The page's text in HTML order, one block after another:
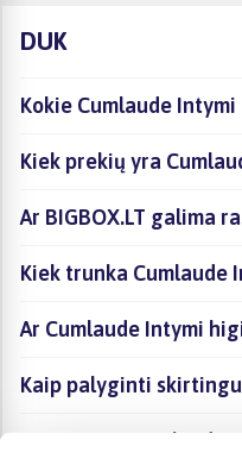
DUK
Kokie Cumlaude
Kiek prekių yra
Ar BIGBOX.LT galima
Kiek trunka
Ar Cumlaude Intymi
Kaip palyginti
Kaip įsigyti